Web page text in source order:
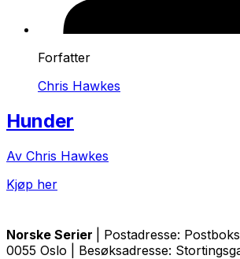
Forfatter
Chris Hawkes
Hunder
Av Chris Hawkes
Kjøp her
Norske Serier
| Postadresse:
0055 Oslo | Besøksadresse: